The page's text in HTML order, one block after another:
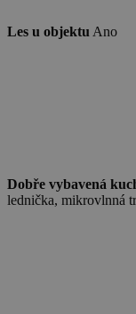
Les u objektu Ano
Dobře vybavená
lednička, mikrovlnná